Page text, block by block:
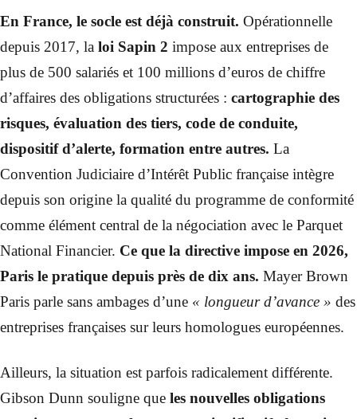
En France, le socle est déjà construit. Opérationnelle
depuis 2017, la loi Sapin 2 impose aux entreprises de
plus de 500 salariés et 100 millions d’euros de chiffre
d’affaires des obligations structurées : cartographie des
risques, évaluation des tiers, code de conduite,
dispositif d’alerte, formation entre autres. La
Convention Judiciaire d’Intérêt Public française intègre
depuis son origine la qualité du programme de conformité
comme élément central de la négociation avec le Parquet
National Financier. Ce que la directive impose en 2026,
Paris le pratique depuis près de dix ans. Mayer Brown
Paris parle sans ambages d’une « longueur d’avance » des
entreprises françaises sur leurs homologues européennes.
Ailleurs, la situation est parfois radicalement différente.
Gibson Dunn souligne que les nouvelles obligations